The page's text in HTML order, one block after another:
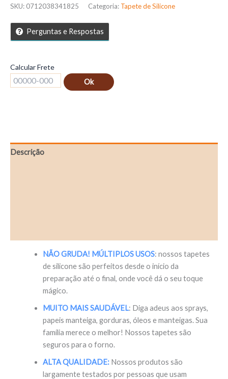
SKU: 0712038341825 Categoria: Tapete de Silicone
Perguntas e Respostas
Calcular Frete
Ok
Descrição
NÃO GRUDA! MÚLTIPLOS USOS: nossos tapetes
de silicone são perfeitos desde o início da
preparação até o final, onde você dá o seu toque
mágico.
MUITO MAIS SAUDÁVEL: Diga adeus aos sprays,
papeis manteiga, gorduras, óleos e manteigas. Sua
família merece o melhor! Nossos tapetes são
seguros para o forno.
ALTA QUALIDADE:Nossos produtos são
largamente testados por pessoas que usam